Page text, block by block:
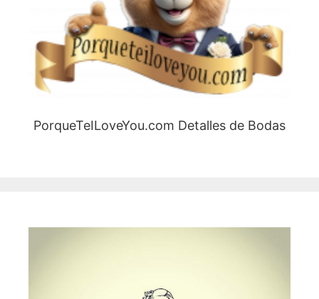
PorqueTeILoveYou.com Detalles de Bodas